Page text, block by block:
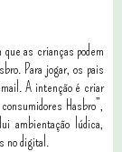
que as crianças podem
Para jogar, os pais
A intenção é criar
Hasbro”,
ambientação lúdica,
no digital.